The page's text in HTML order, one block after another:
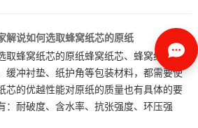
解说如何选取蜂窝纸芯的原纸
取蜂窝纸芯的原纸蜂窝纸芯、蜂窝纸箱、
缓冲衬垫、纸护角等包装材料，都需要使
芯的优越性能对原纸的质量也有具体的要
：耐破度、含水率、抗张强度、环压强